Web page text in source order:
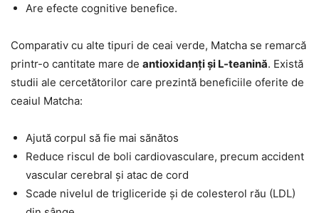
Are efecte cognitive benefice.
Comparativ cu alte tipuri de ceai verde, Matcha se remarcă
printr-o cantitate mare de antioxidanți și L-teanină. Există
studii ale cercetătorilor care prezintă beneficiile oferite de
ceaiul Matcha:
Ajută corpul să fie mai sănătos
Reduce riscul de boli cardiovasculare, precum accident
vascular cerebral și atac de cord
Scade nivelul de trigliceride și de colesterol rău (LDL)